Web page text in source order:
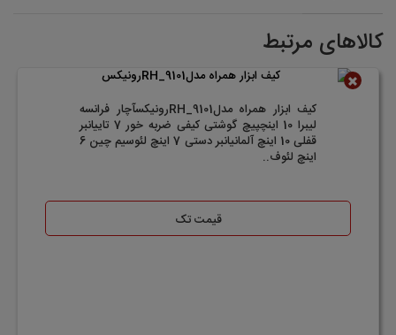
کالاهای مرتبط
کیف ابزار همراه مدلRH_9101رونیکسآچار فرانسه
لیبرا 10 اینچپیچ گوشتی کیفی ضربه خور 7 تاییانبر
قفلی 10 اینچ آلمانیانبر دستی 7 اینچ لئوسیم چین 6
اینچ لئوف..
قیمت تک